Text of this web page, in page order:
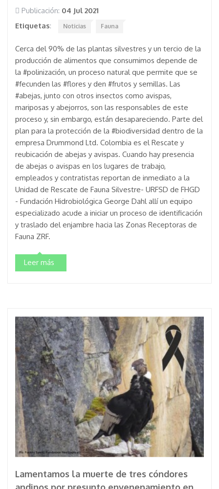
Publicación: 04 Jul 2021
Etiquetas: Noticias Fauna
Cerca del 90% de las plantas silvestres y un tercio de la
producción de alimentos que consumimos depende de
la #polinización, un proceso natural que permite que se
#fecunden las #flores y den #frutos y semillas. Las
#abejas, junto con otros insectos como avispas,
mariposas y abejorros, son las responsables de este
proceso y, sin embargo, están desapareciendo. Parte del
plan para la protección de la #biodiversidad dentro de la
empresa Drummond Ltd. Colombia es el Rescate y
reubicación de abejas y avispas. Cuando hay presencia
de abejas o avispas en los lugares de trabajo,
empleados y contratistas reportan de inmediato a la
Unidad de Rescate de Fauna Silvestre- URFSD de FHGD
- Fundación Hidrobiológica George Dahl allí un equipo
especializado acude a iniciar un proceso de identificación
y traslado del enjambre hacia las Zonas Receptoras de
Fauna ZRF.
Leer más
Lamentamos la muerte de tres cóndores
andinos por presunto envenenamiento en